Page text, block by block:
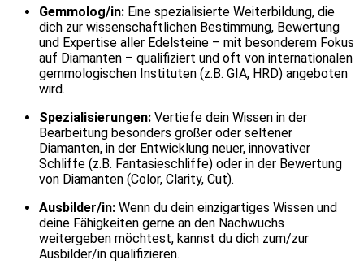
Gemmolog/in: Eine spezialisierte Weiterbildung, die
dich zur wissenschaftlichen Bestimmung, Bewertung
und Expertise aller Edelsteine – mit besonderem Fokus
auf Diamanten – qualifiziert und oft von internationalen
gemmologischen Instituten (z.B. GIA, HRD) angeboten
wird.
Spezialisierungen: Vertiefe dein Wissen in der
Bearbeitung besonders großer oder seltener
Diamanten, in der Entwicklung neuer, innovativer
Schliffe (z.B. Fantasieschliffe) oder in der Bewertung
von Diamanten (Color, Clarity, Cut).
Ausbilder/in: Wenn du dein einzigartiges Wissen und
deine Fähigkeiten gerne an den Nachwuchs
weitergeben möchtest, kannst du dich zum/zur
Ausbilder/in qualifizieren.